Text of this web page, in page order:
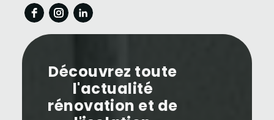
Découvrez toute
l'actualité
rénovation et de